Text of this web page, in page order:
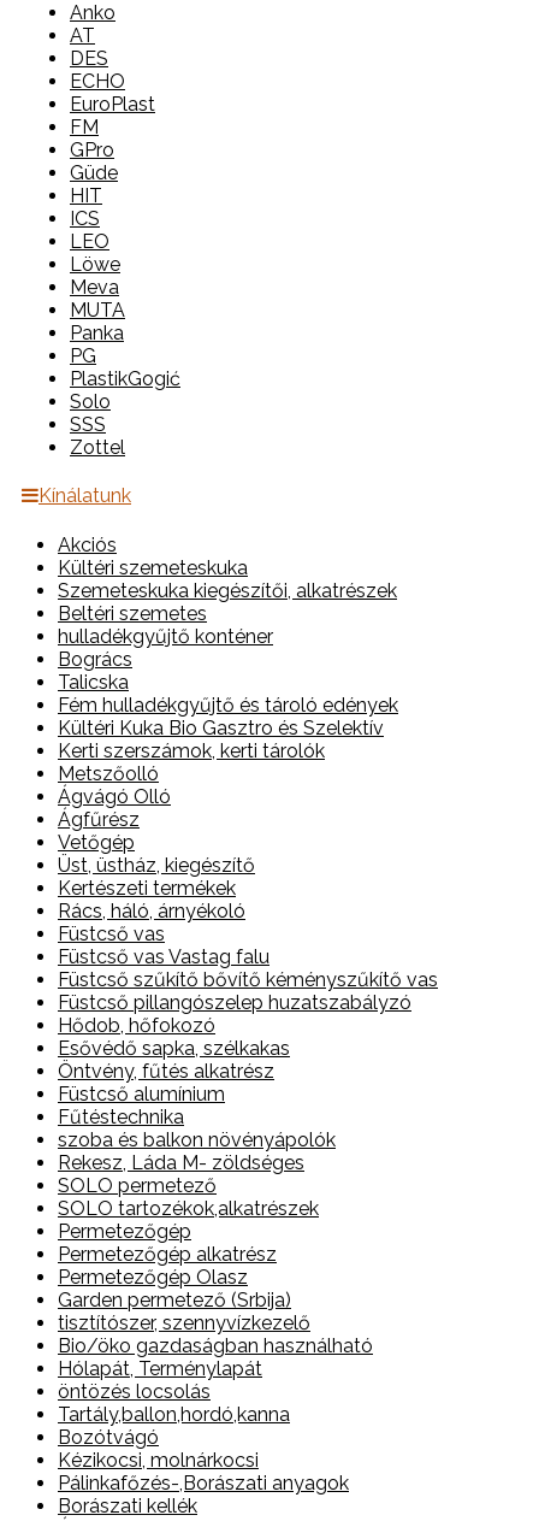
Anko
AT
DES
ECHO
EuroPlast
FM
GPro
Güde
HIT
ICS
LEO
Löwe
Meva
MUTA
Panka
PG
PlastikGogić
Solo
SSS
Zottel
Kínálatunk
Akciós
Kültéri szemeteskuka
Szemeteskuka kiegészítői, alkatrészek
Beltéri szemetes
hulladékgyűjtő konténer
Bogrács
Talicska
Fém hulladékgyűjtő és tároló edények
Kültéri Kuka Bio Gasztro és Szelektív
Kerti szerszámok, kerti tárolók
Metszőolló
Ágvágó Olló
Ágfűrész
Vetőgép
Üst, üstház, kiegészítő
Kertészeti termékek
Rács, háló, árnyékoló
Füstcső vas
Füstcső vas Vastag falu
Füstcső szűkítő bővítő kéményszűkítő vas
Füstcső pillangószelep huzatszabályzó
Hődob, hőfokozó
Esővédő sapka, szélkakas
Öntvény, fűtés alkatrész
Füstcső alumínium
Fűtéstechnika
szoba és balkon növényápolók
Rekesz, Láda M- zöldséges
SOLO permetező
SOLO tartozékok,alkatrészek
Permetezőgép
Permetezőgép alkatrész
Permetezőgép Olasz
Garden permetező (Srbija)
tisztítószer, szennyvízkezelő
Bio/öko gazdaságban használható
Hólapát, Terménylapát
öntözés locsolás
Tartály,ballon,hordó,kanna
Bozótvágó
Kézikocsi, molnárkocsi
Pálinkafőzés-,Borászati anyagok
Borászati kellék